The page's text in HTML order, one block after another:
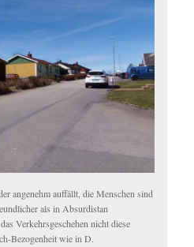
angenehm auffällt, die Menschen sind
als in Absurdistan
Verkehrsgeschehen nicht diese
Bezogenheit wie in D.